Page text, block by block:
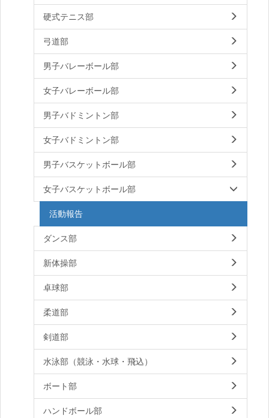
硬式テニス部
弓道部
男子バレーボール部
女子バレーボール部
男子バドミントン部
女子バドミントン部
男子バスケットボール部
女子バスケットボール部
活動報告
ダンス部
新体操部
卓球部
柔道部
剣道部
水泳部（競泳・水球・飛込）
ボート部
ハンドボール部